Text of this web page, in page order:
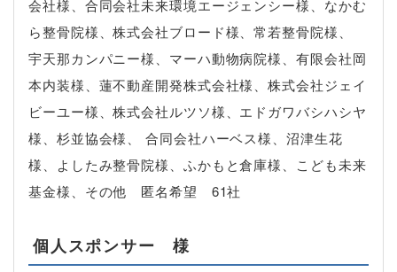
会社様、合同会社未来環境エージェンシー様、なかむ
ら整骨院様、株式会社ブロード様、常若整骨院様、
宇天那カンパニー様、マーハ動物病院様、有限会社岡
本内装様、蓮不動産開発株式会社様、株式会社ジェイ
ビーユー様、株式会社ルツソ様、エドガワバシハシヤ
様、杉並協会様、 合同会社ハーベス様、沼津生花
様、よしたみ整骨院様、ふかもと倉庫様、こども未来
基金様、その他 匿名希望 61社
個人スポンサー 様